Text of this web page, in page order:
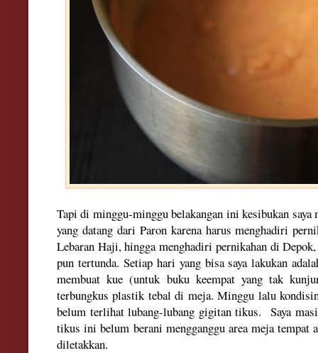
Tapi di minggu-minggu belakangan ini kesibukan saya
yang datang dari Paron karena harus menghadiri
Lebaran Haji,hingga menghadiri pernikahan di
pun tertunda. Setiap hari yang bisa saya lakukan
membuat kue (untuk buku keempat yang tak
terbungkus plastik tebal di meja.Minggu lalu
belum terlihat lubang-lubang gigitan tikus.Saya
tikus ini belum berani mengganggu area meja tempat
diletakkan.